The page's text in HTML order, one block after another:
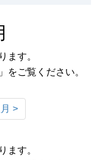
ます。
をご覧ください。
>
ます。